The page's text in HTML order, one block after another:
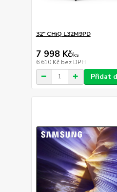
32" CHiQ L32M9PD
7 998 Kč/ks
6 610 Kč bez DPH
Přidat